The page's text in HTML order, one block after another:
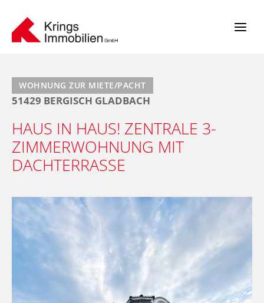
Inhalt
springen
WOHNUNG ZUR MIETE/PACHT
51429 BERGISCH GLADBACH
HAUS IN HAUS! ZENTRALE 3-
ZIMMERWOHNUNG MIT
DACHTERRASSE